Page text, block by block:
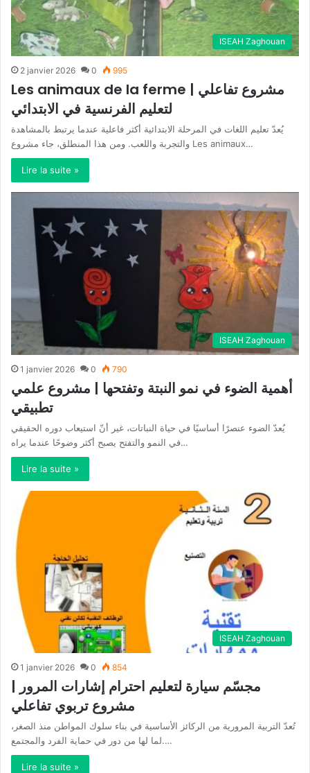
ISEAH Zaghouan
2 janvier 2026 0 995
Les animaux de la ferme | مشروع تفاعلي
لتعليم الفرنسية في الابتدائي
يُعدّ تعليم اللغات في المرحلة الابتدائية أكثر فاعلية عندما يرتبط بالمشاهدة
والتجربة واللعب. ومن هذا المنطلق، جاء مشروع Les animaux…
Lire la suite »
ISEAH Zaghouan
1 janvier 2026 0 790
أهمية الضوء في نمو النبتة وتفتحها | مشروع علمي
تطبيقي
يُعدّ الضوء عنصرًا أساسيًا في حياة النباتات، غير أنّ استيعاب دوره الحقيقي
في النمو والتفتح يصبح أكثر وضوحًا عندما يراه…
Lire la suite »
ISEAH Zaghouan
1 janvier 2026 0 854
مجسّم سيارة لتعليم احترام إشارات المرور |
مشروع تربوي تفاعلي
تُعدّ التربية المرورية من الركائز الأساسية في بناء سلوك المواطن منذ الصغر،
لما لها من دور في حماية الفرد والمجتمع.…
Lire la suite »